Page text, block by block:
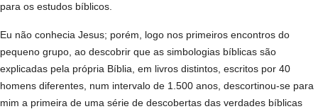
para os estudos bíblicos.
Eu não conhecia Jesus; porém, logo nos primeiros encontros do
pequeno grupo, ao descobrir que as simbologias bíblicas são
explicadas pela própria Bíblia, em livros distintos, escritos por 40
homens diferentes, num intervalo de 1.500 anos, descortinou-se para
mim a primeira de uma série de descobertas das verdades bíblicas